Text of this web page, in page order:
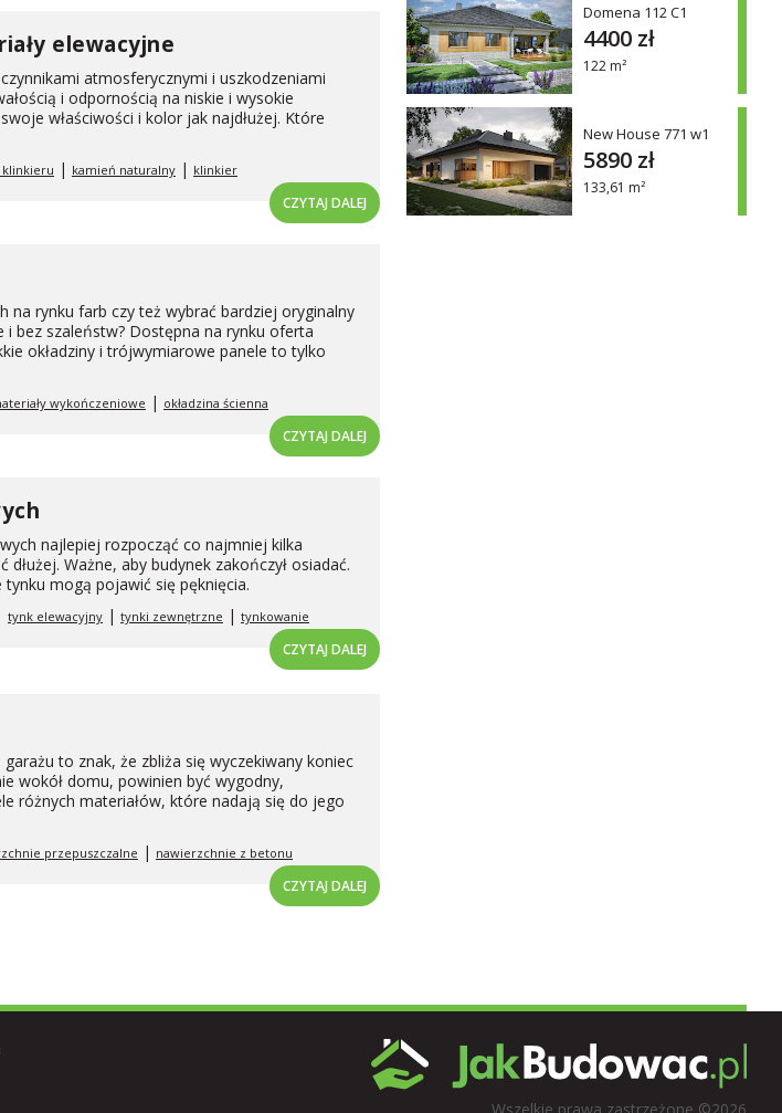
elewacyjne
atmosferycznymi i uszkodzeniami
i odpornością na niskie i wysokie
właściwości i kolor jak najdłużej. Które
klinkieru | kamień naturalny | klinkier
CZYTAJ DALEJ
na rynku farb czy też wybrać bardziej oryginalny
bez szaleństw? Dostępna na rynku oferta
okładziny i trójwymiarowe panele to tylko
wykończeniowe | okładzina ścienna
CZYTAJ DALEJ
najlepiej rozpocząć co najmniej kilka
Ważne, aby budynek zakończył osiadać.
mogą pojawić się pęknięcia.
tynk elewacyjny | tynki zewnętrzne | tynkowanie
CZYTAJ DALEJ
to znak, że zbliża się wyczekiwany koniec
wokół domu, powinien być wygodny,
różnych materiałów, które nadają się do jego
przepuszczalne | nawierzchnie z betonu
CZYTAJ DALEJ
Domena 112 C1
122 m²
4400 zł
New House 771 w1
133,61 m²
5890 zł